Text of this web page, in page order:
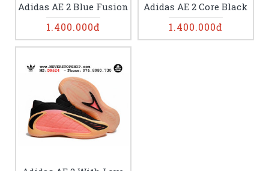
Adidas AE 2 Blue Fusion
1.400.000đ
Adidas AE 2 Core Black
1.400.000đ